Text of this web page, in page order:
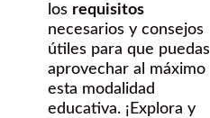
los requisitos
necesarios y consejos
útiles para que puedas
aprovechar al máximo
esta modalidad
educativa. ¡Explora y